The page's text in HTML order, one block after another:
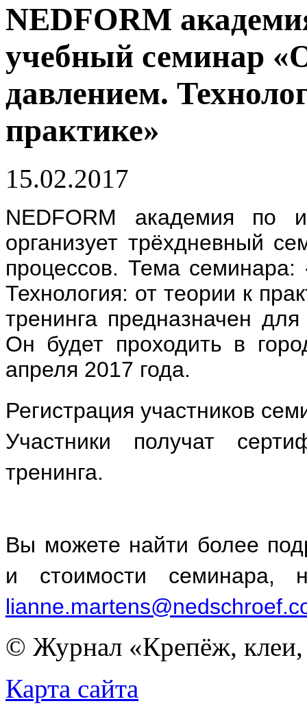
NEDFORM
учебный семинар
давлением.
практике»
15.02.2017
NEDFORM академия по
организует трёхдневный
процессов. Тема
Технология: от теории к
тренинга предназначен
Он будет проходить в
апреля 2017 года.
Регистрация участников
Участники получат
тренинга.
Вы можете найти более
и стоимости семинара,
© Журнал «Крепёж, клеи,
Карта сайта